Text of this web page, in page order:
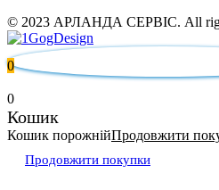
© 2023 АРЛАНДА СЕРВІС. All
0
0
Кошик
Кошик порожнійПродовжити
Продовжити покупки